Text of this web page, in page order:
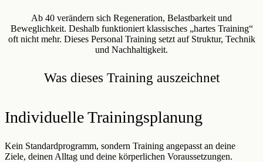
Ab 40 verändern sich Regeneration, Belastbarkeit und
Beweglichkeit. Deshalb funktioniert klassisches „hartes Training“
oft nicht mehr. Dieses Personal Training setzt auf Struktur, Technik
und Nachhaltigkeit.
Was dieses Training auszeichnet
Individuelle Trainingsplanung
Kein Standardprogramm, sondern Training angepasst an deine
Ziele, deinen Alltag und deine körperlichen Voraussetzungen.